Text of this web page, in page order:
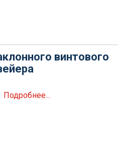
винтового
Подробнее...